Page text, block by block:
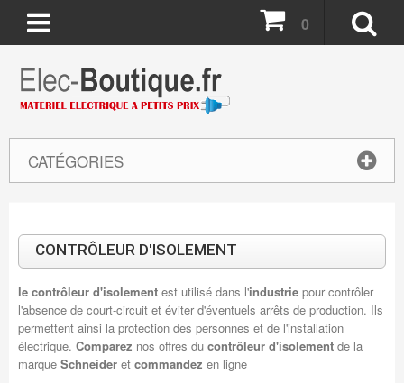
CATÉGORIES
0
CONTRÔLEUR D'ISOLEMENT
le contrôleur d'isolementest utilisé dans l'industriepour contrôler
l'absence de court-circuit et éviter d'éventuels arrêts de production. Ils
permettent ainsi la protection des personnes et de l'installation
électrique. Comparez nos offres du contrôleur d'isolementde la
marqueSchneideret commandez en ligne